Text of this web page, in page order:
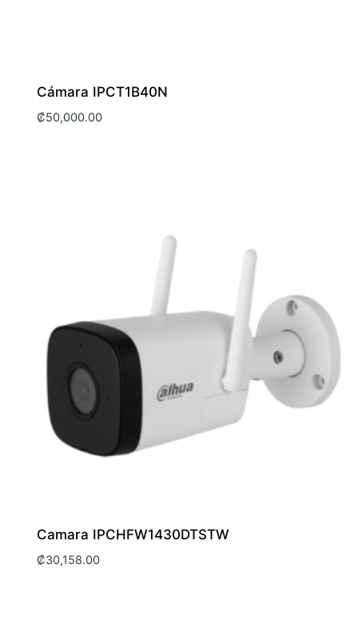
Cámara IPCT1B40N
₡50,000.00
Camara IPCHFW1430DTSTW
₡30,158.00